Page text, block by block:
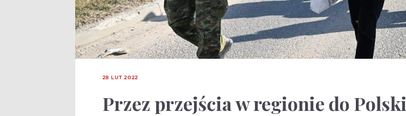
28 LUT 2022
Przez przejścia w regionie do Polski